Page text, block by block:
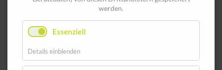
werden.
Essenziell
Details einblenden